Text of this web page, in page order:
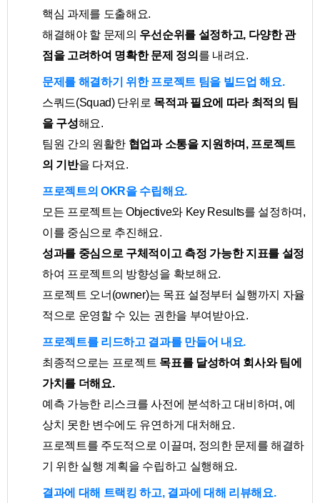
핵심 과제를 도출해요.
해결해야 할 문제의 우선순위를 설정하고, 다양한 관
점을 고려하여 명확한 문제 정의 를 내려요.
문제를 해결하기 위한 프로젝트 팀을 빌드업 해요.
스쿼드(Squad) 단위로 목적과 필요에 따라 최적의 팀
을 구성해요.
팀원 간의 원활한 협업과 소통을 지원하며, 프로젝트
의 기반을 다져요.
프로젝트의 OKR을 수립해요.
모든 프로젝트는 Objective와 Key Results를 설정하며,
이를 중심으로 추진해요.
성과를 중심으로 구체적이고 측정 가능한 지표를 설정
하여 프로젝트의 방향성을 확보해요.
프로젝트 오너(owner)는 목표 설정부터 실행까지 자율
적으로 운영할 수 있는 권한을 부여받아요.
프로젝트를 리드하고 결과를 만들어 내요.
최종적으로는 프로젝트 목표를 달성하여 회사와 팀에
가치를 더해요.
예측 가능한 리스크를 사전에 분석하고 대비하며, 예
상치 못한 변수에도 유연하게 대처해요.
프로젝트를 주도적으로 이끌며, 정의한 문제를 해결하
기 위한 실행 계획을 수립하고 실행해요.
결과에 대해 트랙킹 하고, 결과에 대해 리뷰해요.